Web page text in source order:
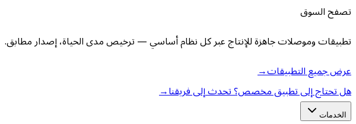
تصفح السوق
تطبيقات وموصلات جاهزة للإنتاج عبر كل نظام أساسي — ترخيص مدى الحياة، إصدار مطابق.
عرض جميع التطبيقات→
هل تحتاج إلى تطبيق مخصص؟ تحدث إلى فريقنا→
الخدمات